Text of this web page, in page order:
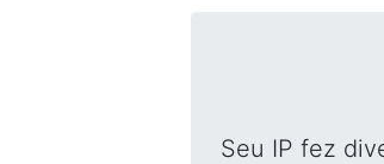
Seu IP fez